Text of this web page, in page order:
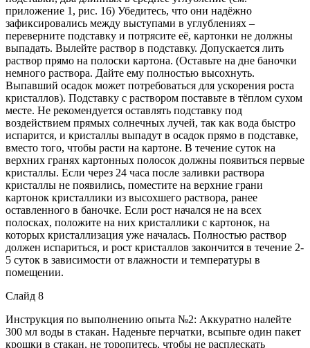
приложение 1, рис. 16) Убедитесь, что они надёжно
зафиксировались между выступами в углублениях –
переверните подставку и потрясите её, картонки не должны
выпадать. Вылейте раствор в подставку. Допускается лить
раствор прямо на полоски картона. (Оставьте на дне баночки
немного раствора. Дайте ему полностью высохнуть.
Выпавший осадок может потребоваться для ускорения роста
кристаллов). Подставку с раствором поставьте в тёплом сухом
месте. Не рекомендуется оставлять подставку под
воздействием прямых солнечных лучей, так как вода быстро
испарится, и кристаллы выпадут в осадок прямо в подставке,
вместо того, чтобы расти на картоне. В течение суток на
верхних гранях картонных полосок должны появиться первые
кристаллы. Если через 24 часа после заливки раствора
кристаллы не появились, поместите на верхние грани
картонок кристаллики из высохшего раствора, ранее
оставленного в баночке. Если рост начался не на всех
полосках, положите на них кристаллики с картонок, на
которых кристаллизация уже началась. Полностью раствор
должен испариться, и рост кристаллов закончится в течение 2-
5 суток в зависимости от влажности и температуры в
помещении.
Слайд 8
Инструкция по выполнению опыта №2: Аккуратно налейте
300 мл воды в стакан. Наденьте перчатки, всыпьте один пакет
крошки в стакан, не торопитесь, чтобы не расплескать